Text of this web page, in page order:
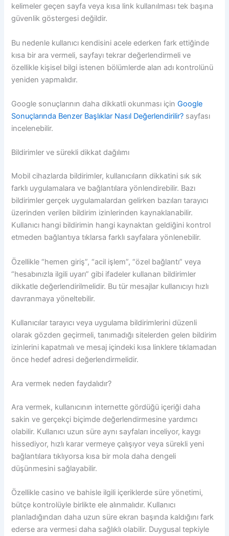
kelimeler geçen sayfa veya kısa link kullanılması tek başına
güvenlik göstergesi değildir.
Bu nedenle kullanıcı kendisini acele ederken fark ettiğinde
kısa bir ara vermeli, sayfayı tekrar değerlendirmeli ve
özellikle kişisel bilgi istenen bölümlerde alan adı kontrolünü
yeniden yapmalıdır.
Google sonuçlarının daha dikkatli okunması içinGoogle
Sonuçlarında Benzer Başlıklar Nasıl Değerlendirilir? sayfası
incelenebilir.
Bildirimler ve sürekli dikkat dağılımı
Mobil cihazlarda bildirimler, kullanıcıların dikkatini sık sık
farklı uygulamalara ve bağlantılara yönlendirebilir. Bazı
bildirimler gerçek uygulamalardan gelirken bazıları tarayıcı
üzerinden verilen bildirim izinlerinden kaynaklanabilir.
Kullanıcı hangi bildirimin hangi kaynaktan geldiğini kontrol
etmeden bağlantıya tıklarsa farklı sayfalara yönlenebilir.
Özellikle “hemen giriş”, “acil işlem”, “özel bağlantı” veya
“hesabınızla ilgili uyarı” gibi ifadeler kullanan bildirimler
dikkatle değerlendirilmelidir. Bu tür mesajlar kullanıcıyı hızlı
davranmaya yöneltebilir.
Kullanıcılar tarayıcı veya uygulama bildirimlerini düzenli
olarak gözden geçirmeli, tanımadığı sitelerden gelen bildirim
izinlerini kapatmalı ve mesaj içindeki kısa linklere tıklamadan
önce hedef adresi değerlendirmelidir.
Ara vermek neden faydalıdır?
Ara vermek, kullanıcının internette gördüğü içeriği daha
sakin ve gerçekçi biçimde değerlendirmesine yardımcı
olabilir. Kullanıcı uzun süre aynı sayfaları inceliyor, kaygı
hissediyor, hızlı karar vermeye çalışıyor veya sürekli yeni
bağlantılara tıklıyorsa kısa bir mola daha dengeli
düşünmesini sağlayabilir.
Özellikle casino ve bahisle ilgili içeriklerde süre yönetimi,
bütçe kontrolüyle birlikte ele alınmalıdır. Kullanıcı
planladığından daha uzun süre ekran başında kaldığını fark
ederse ara vermesi daha sağlıklı olabilir. Duygusal tepkiyle